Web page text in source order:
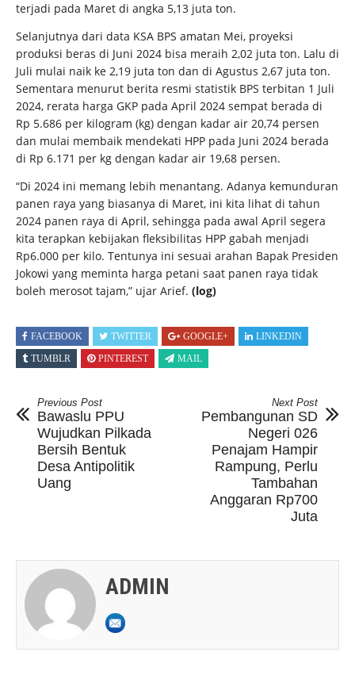
terjadi pada Maret di angka 5,13 juta ton.
Selanjutnya dari data KSA BPS amatan Mei, proyeksi
produksi beras di Juni 2024 bisa meraih 2,02 juta ton. Lalu di
Juli mulai naik ke 2,19 juta ton dan di Agustus 2,67 juta ton.
Sementara menurut berita resmi statistik BPS terbitan 1 Juli
2024, rerata harga GKP pada April 2024 sempat berada di
Rp 5.686 per kilogram (kg) dengan kadar air 20,74 persen
dan mulai membaik mendekati HPP pada Juni 2024 berada
di Rp 6.171 per kg dengan kadar air 19,68 persen.
“Di 2024 ini memang lebih menantang. Adanya kemunduran
panen raya yang biasanya di Maret, ini kita lihat di tahun
2024 panen raya di April, sehingga pada awal April segera
kita terapkan kebijakan fleksibilitas HPP gabah menjadi
Rp6.000 per kilo. Tentunya ini sesuai arahan Bapak Presiden
Jokowi yang meminta harga petani saat panen raya tidak
boleh merosot tajam,” ujar Arief. (log)
FACEBOOK TWITTER GOOGLE+
LINKEDIN
TUMBLR
PINTEREST MAIL
Previous Post
Bawaslu PPU
Wujudkan Pilkada
Bersih Bentuk
Desa Antipolitik
Uang
Next Post
Pembangunan SD
Negeri 026
Penajam Hampir
Rampung, Perlu
Tambahan
Anggaran Rp700
Juta
ADMIN